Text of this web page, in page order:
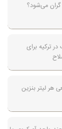
گران می‌شود؟
ترکیه برای
هر لیتر بنزین